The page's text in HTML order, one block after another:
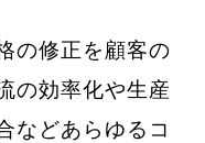
の修正を顧客の
の効率化や生産
などあらゆるコ